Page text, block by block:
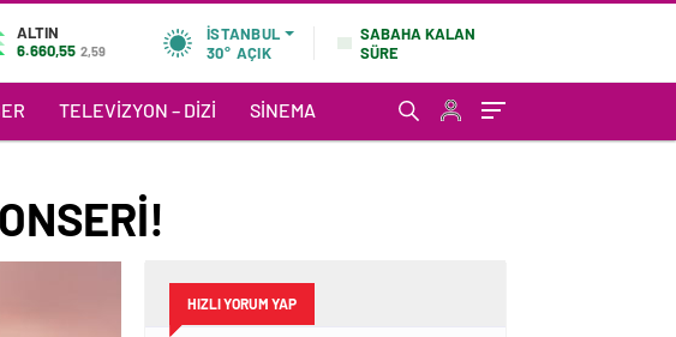
ALTIN
6.660,55 2,59
İSTANBUL
30° AÇIK
SABAHA KALAN
SÜRE
TELEVIZYON – DIZI SINEMA
HIZLI YORUM YAP